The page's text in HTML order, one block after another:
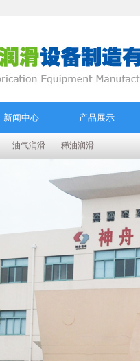
新闻中心 产品展示
油气润滑 稀油润滑